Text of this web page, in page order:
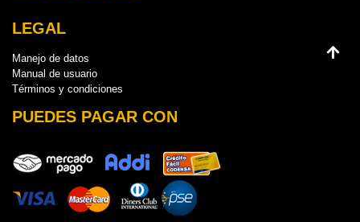
LEGAL
Manejo de datos
Manual de usuario
Términos y condiciones
PUEDES PAGAR CON